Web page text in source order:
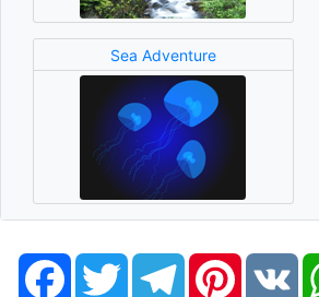
Sea Adventure
FacebookTwitter TelegramPinterestVK